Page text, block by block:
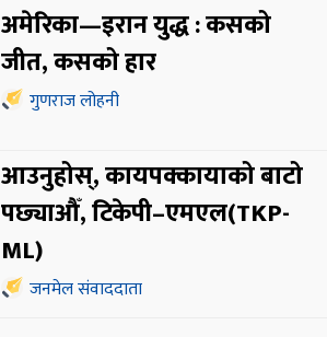
अमेरिका—इरान युद्ध : कसको
जीत, कसको हार
गुणराज लोहनी
आउनुहोस्, कायपक्कायाको बाटो
पछ्याऔँ, टिकेपी–एमएल(TKP-
ML)
जनमेल संवाददाता